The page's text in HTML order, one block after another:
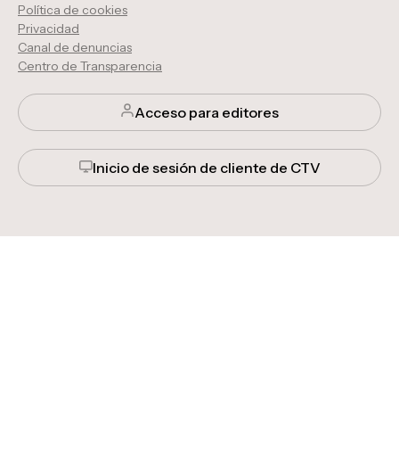
Acceso para editores
Inicio de sesión de cliente de CTV
Política de cookies
Privacidad
Canal de denuncias
Centro de Transparencia